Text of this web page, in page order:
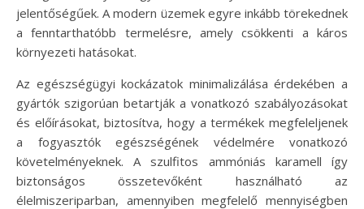
jelentőségűek. A modern üzemek egyre inkább törekednek
a fenntarthatóbb termelésre, amely csökkenti a káros
környezeti hatásokat.
Az egészségügyi kockázatok minimalizálása érdekében a
gyártók szigorúan betartják a vonatkozó szabályozásokat
és előírásokat, biztosítva, hogy a termékek megfeleljenek
a fogyasztók egészségének védelmére vonatkozó
követelményeknek. A szulfitos ammóniás karamell így
biztonságos összetevőként használható az
élelmiszeriparban, amennyiben megfelelő mennyiségben